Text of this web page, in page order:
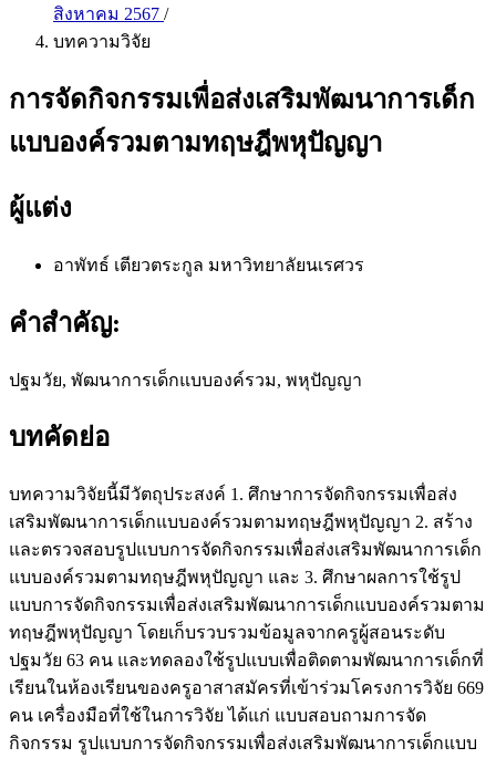
สิงหาคม 2567 /
บทความวิจัย
การจัดกิจกรรมเพื่อส่งเสริมพัฒนาการเด็ก
แบบองค์รวมตามทฤษฎีพหุปัญญา
ผู้แต่ง
อาพัทธ์ เตียวตระกูล มหาวิทยาลัยนเรศวร
คำสำคัญ:
ปฐมวัย, พัฒนาการเด็กแบบองค์รวม, พหุปัญญา
บทคัดย่อ
บทความวิจัยนี้มีวัตถุประสงค์ 1. ศึกษาการจัดกิจกรรมเพื่อส่ง
เสริมพัฒนาการเด็กแบบองค์รวมตามทฤษฎีพหุปัญญา 2. สร้าง
และตรวจสอบรูปแบบการจัดกิจกรรมเพื่อส่งเสริมพัฒนาการเด็ก
แบบองค์รวมตามทฤษฎีพหุปัญญา และ 3. ศึกษาผลการใช้รูป
แบบการจัดกิจกรรมเพื่อส่งเสริมพัฒนาการเด็กแบบองค์รวมตาม
ทฤษฎีพหุปัญญา โดยเก็บรวบรวมข้อมูลจากครูผู้สอนระดับ
ปฐมวัย 63 คน และทดลองใช้รูปแบบเพื่อติดตามพัฒนาการเด็กที่
เรียนในห้องเรียนของครูอาสาสมัครที่เข้าร่วมโครงการวิจัย 669
คน เครื่องมือที่ใช้ในการวิจัย ได้แก่ แบบสอบถามการจัด
กิจกรรม รูปแบบการจัดกิจกรรมเพื่อส่งเสริมพัฒนาการเด็กแบบ